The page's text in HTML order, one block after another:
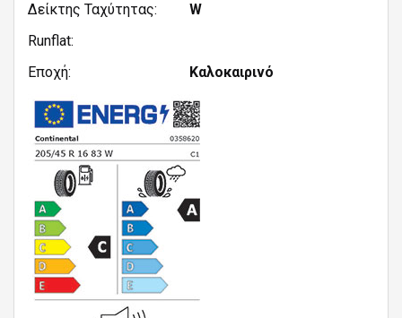
Δείκτης Ταχύτητας:
W
Runflat:
Εποχή:
Καλοκαιρινό